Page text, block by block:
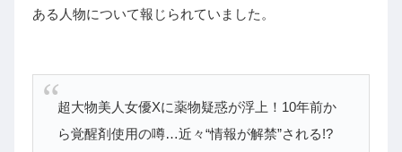
ある人物について報じられていました。
超大物美人女優Xに薬物疑惑が浮上！10年前か
ら覚醒剤使用の噂…近々“情報が解禁”される!?